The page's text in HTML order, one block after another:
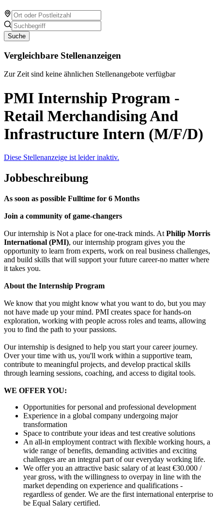
Suche
Vergleichbare Stellenanzeigen
Zur Zeit sind keine ähnlichen Stellenangebote verfügbar
PMI Internship Program -
Retail Merchandising And
Infrastructure Intern (M/F/D)
Diese Stellenanzeige ist leider inaktiv.
Jobbeschreibung
As soon as possible Fulltime for 6 Months
Join a community of game-changers
Our internship is Not a place for one-track minds. At Philip Morris
International (PMI), our internship program gives you the
opportunity to learn from experts, work on real business challenges,
and build skills that will support your future career-no matter where
it takes you.
About the Internship Program
We know that you might know what you want to do, but you may
not have made up your mind. PMI creates space for hands-on
exploration, working with people across roles and teams, allowing
you to find the path to your passions.
Our internship is designed to help you start your career journey.
Over your time with us, you'll work within a supportive team,
contribute to meaningful projects, and develop practical skills
through learning sessions, coaching, and access to digital tools.
WE OFFER YOU:
Opportunities for personal and professional development
Experience in a global company undergoing major
transformation
Space to contribute your ideas and test creative solutions
An all-in employment contract with flexible working hours, a
wide range of benefits, demanding activities and exciting
challenges are an integral part of our everyday working life.
We offer you an attractive basic salary of at least €30.000 /
year gross, with the willingness to overpay in line with the
market depending on experience and qualifications -
regardless of gender. We are the first international enterprise to
be Equal Salary certified.